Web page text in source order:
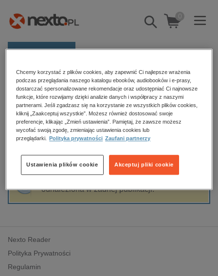
Pokaż/schowaj
wyszukiwarkę
0
E-prasa
Kategorie
Zobacz wszystkie E-prasa
budownictwo, aranżacja wnętrz
biznesowe, branżowe, gospodarka
edukacja
hobby, sport, rozrywka
komputery, internet, technologie, informatyka
polityka, społeczno-informacyjne
psychologiczne
inne
Strona główna AWF Warszawa
AWF Warszawa
Sortowanie Filtrowanie
odnaleziona w żadnej publikacji.
Nexto Reader
Polityka Prywatności
Regulamin
Chcemy korzystać z plików cookies, aby zapewnić Ci najlepsze wrażenia
podczas przeglądania naszego katalogu ebooków, audiobooków i e-prasy,
dostarczać spersonalizowane rekomendacje oraz udostępniać Ci najnowsze
funkcje, które rozwijamy dzięki analizie danych i współpracy z naszymi
partnerami. Jeśli zgadzasz się na korzystanie ze wszystkich plików cookies,
kliknij „Zaakceptuj wszystkie”. Możesz również dostosować swoje
preferencje, klikając „Zmień ustawienia”. Pamiętaj, że zawsze możesz
wycofać swoją zgodę, zmieniając ustawienia cookies lub
przeglądarki.
Polityka prywatności Zaufani partnerzy
Akceptuj pliki cookie
Ustawienia plików cookie